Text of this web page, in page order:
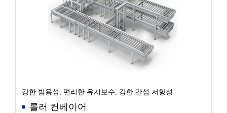
강한 범용성, 편리한 유지보수, 강한 간섭 저항성
롤러 컨베이어